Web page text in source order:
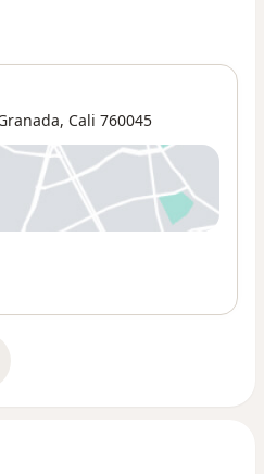
, Cali 760045
nueva pestaña